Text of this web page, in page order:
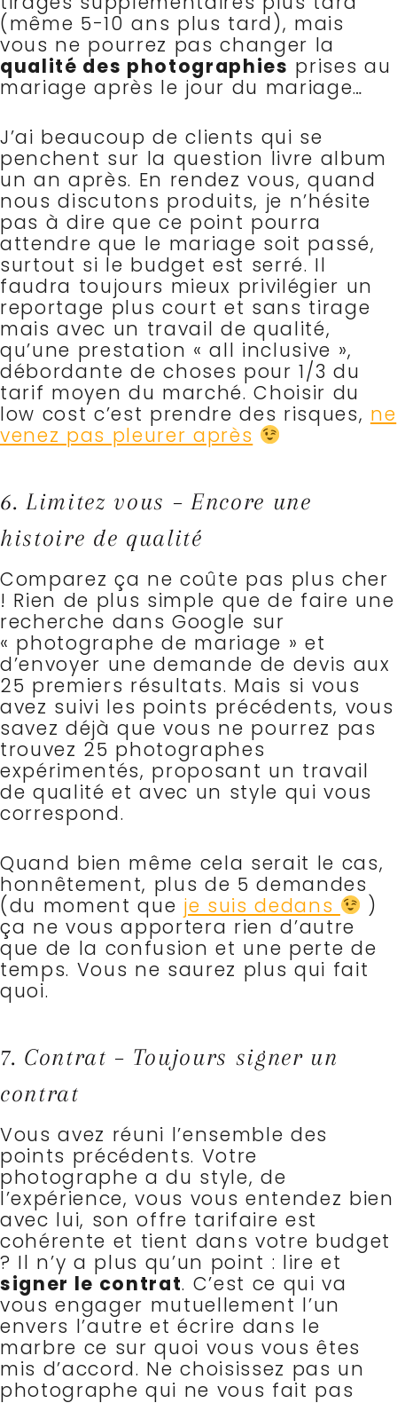
(même 5-10 ans plus tard), mais
vous ne pourrez pas changer la
qualité des photographies prises au
mariage après le jour du mariage…
J’ai beaucoup de clients qui se
penchent sur la question livre album
un an après. En rendez vous, quand
nous discutons produits, je n’hésite
pas à dire que ce point pourra
attendre que le mariage soit passé,
surtout si le budget est serré. Il
faudra toujours mieux privilégier un
reportage plus court et sans tirage
mais avec un travail de qualité,
qu’une prestation « all inclusive »,
débordante de choses pour 1/3 du
tarif moyen du marché. Choisir du
low cost c’est prendre des risques, ne
venez pas pleurer après
6. Limitez vous – Encore une
histoire de qualité
Comparez ça ne coûte pas plus cher
! Rien de plus simple que de faire une
recherche dans Google sur
« photographe de mariage » et
d’envoyer une demande de devis aux
25 premiers résultats. Mais si vous
avez suivi les points précédents, vous
savez déjà que vous ne pourrez pas
trouvez 25 photographes
expérimentés, proposant un travail
de qualité et avec un style qui vous
correspond.
Quand bien même cela serait le cas,
honnêtement, plus de 5 demandes
(du moment que je suis dedans
)
ça ne vous apportera rien d’autre
que de la confusion et une perte de
temps. Vous ne saurez plus qui fait
quoi.
7. Contrat – Toujours signer un
contrat
Vous avez réuni l’ensemble des
points précédents. Votre
photographe a du style, de
l’expérience, vous vous entendez bien
avec lui, son offre tarifaire est
cohérente et tient dans votre budget
? Il n’y a plus qu’un point : lire et
signer le contrat. C’est ce qui va
vous engager mutuellement l’un
envers l’autre et écrire dans le
marbre ce sur quoi vous vous êtes
mis d’accord. Ne choisissez pas un
photographe qui ne vous fait pas